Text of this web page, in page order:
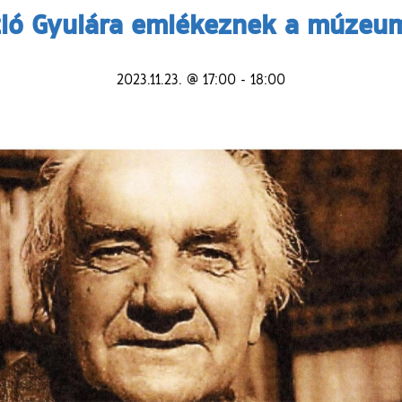
Gyulára emlékeznek a
2023.11.23. @ 17:00 - 18:00